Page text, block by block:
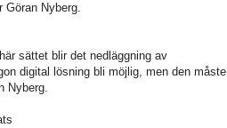
Göran Nyberg.
sättet blir det nedläggning av
digital lösning bli möjlig, men den måste
Nyberg.